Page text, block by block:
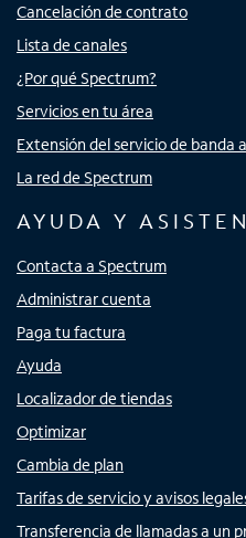
Cancelación de contrato
Lista de canales
¿Por qué Spectrum?
Servicios en tu área
Extensión del servicio de banda
La red de Spectrum
AYUDA Y
Contacta a Spectrum
Administrar cuenta
Paga tu factura
Ayuda
Localizador de tiendas
Optimizar
Cambia de plan
Tarifas de servicio y avisos
Transferencia de llamadas a un